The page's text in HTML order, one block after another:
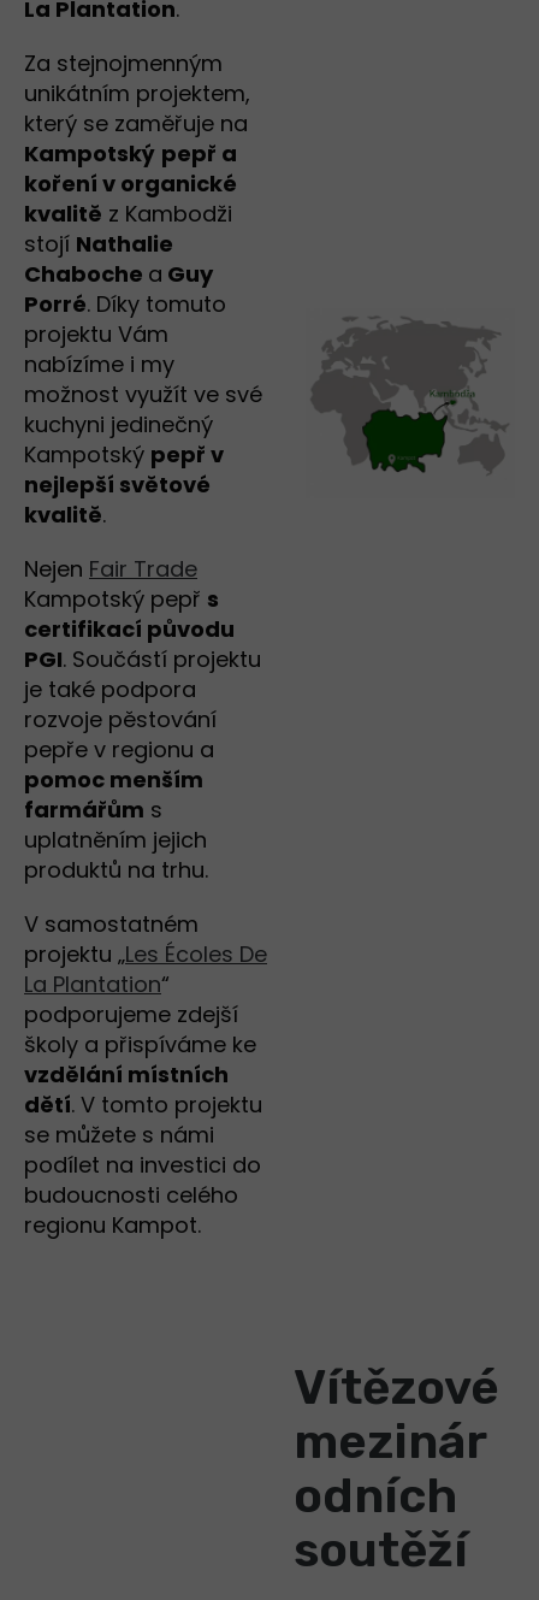
La Plantation.
Za stejnojmenným
unikátním projektem,
který se zaměřuje na
Kampotský pepř a
koření v organické
kvalitě z Kambodži
stojí Nathalie
Chaboche a Guy
Porré. Díky tomuto
projektu Vám
nabízíme i my
možnost využít ve své
kuchyni jedinečný
Kampotský pepř v
nejlepší světové
kvalitě.
Nejen Fair Trade
Kampotský pepř s
certifikací původu
PGI. Součástí projektu
je také podpora
rozvoje pěstování
pepře v regionu a
pomoc menším
farmářům s
uplatněním jejich
produktů na trhu.
V samostatném
projektu „Les Écoles De
La Plantation“
podporujeme zdejší
školy a přispíváme ke
vzdělání místních
dětí. V tomto projektu
se můžete s námi
podílet na investici do
budoucnosti celého
regionu Kampot.
Vítězové
mezinár
odních
soutěží